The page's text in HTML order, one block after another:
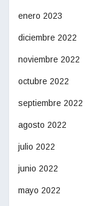
enero 2023
diciembre 2022
noviembre 2022
octubre 2022
septiembre 2022
agosto 2022
julio 2022
junio 2022
mayo 2022